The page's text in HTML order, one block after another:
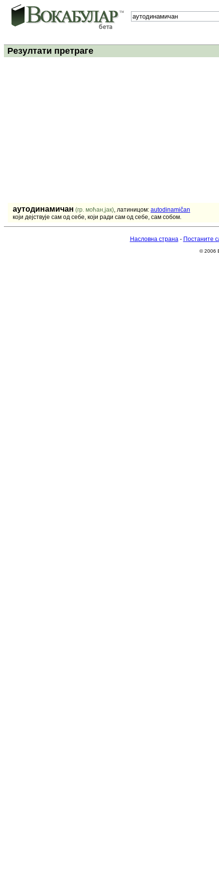
Резултати претраге
аутодинамичан (гр. моћан,јак), латиницом: autodinamičan
који дејствује сам од себе, који ради сам од себе, сам собом.
Насловна страна- Постаните
© 2006